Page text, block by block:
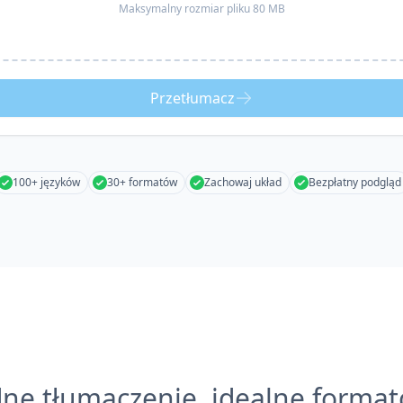
Maksymalny rozmiar pliku 80 MB
Przetłumacz
100+ języków 30+ formatów Zachowaj układ Bezpłatny podgląd